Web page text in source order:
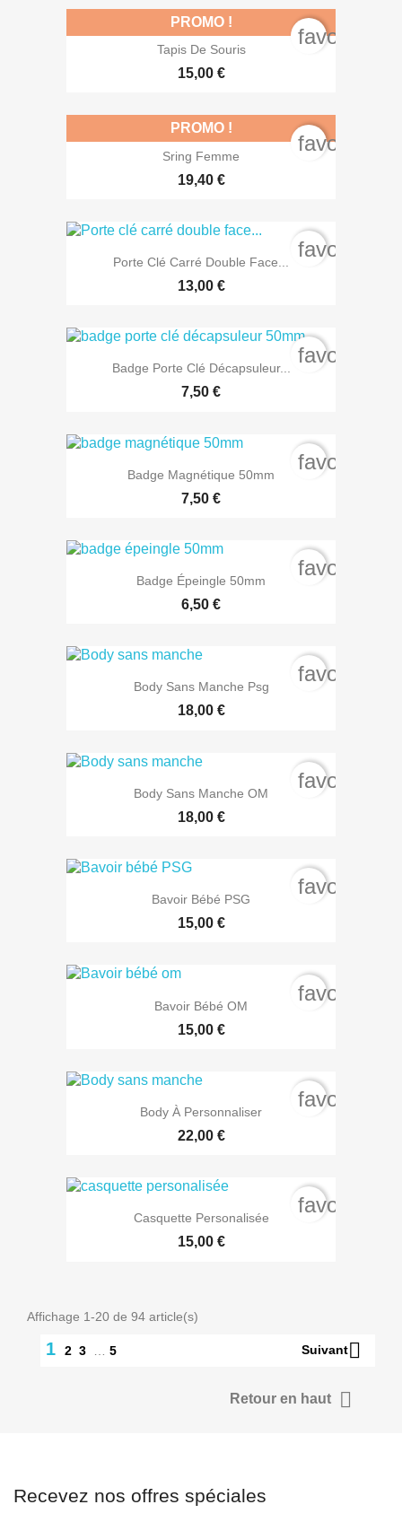
Tapis De Souris
15,00 €
PROMO !
Sring Femme
19,40 €
PROMO !
Porte Clé Carré Double Face...
13,00 €
Badge Porte Clé Décapsuleur...
7,50 €
Badge Magnétique 50mm
7,50 €
Badge Épeingle 50mm
6,50 €
Body Sans Manche Psg
18,00 €
Body Sans Manche OM
18,00 €
Bavoir Bébé PSG
15,00 €
Bavoir Bébé OM
15,00 €
Body À Personnaliser
22,00 €
Casquette Personalisée
15,00 €
Affichage 1-20 de 94 article(s)
1 2 3 5 Suivant
Retour en haut 
Recevez nos offres spéciales